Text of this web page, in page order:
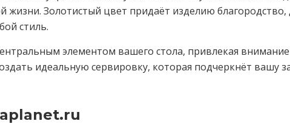
жизни. Золотистый цвет придаёт изделию
стиль.
элементом вашего стола, привлекая внимание
идеальную сервировку, которая подчеркнёт вашу